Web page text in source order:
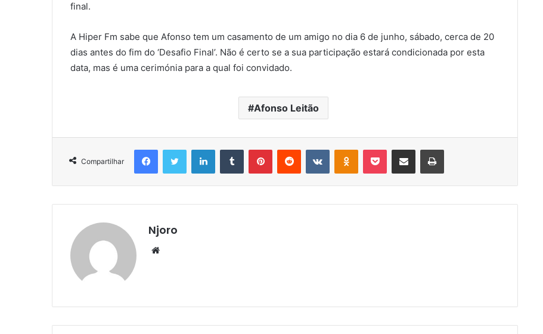
final.
A Hiper Fm sabe que Afonso tem um casamento de um amigo no dia 6 de junho, sábado, cerca de 20
dias antes do fim do ‘Desafio Final’. Não é certo se a sua participação estará condicionada por esta
data, mas é uma cerimónia para a qual foi convidado.
Afonso Leitão
Compartilhar
FacebookTwitter LinkedinTumblr PinterestReddit VK OK Pocket Compartilhar via e-mail Imprimir
Njoro
Website